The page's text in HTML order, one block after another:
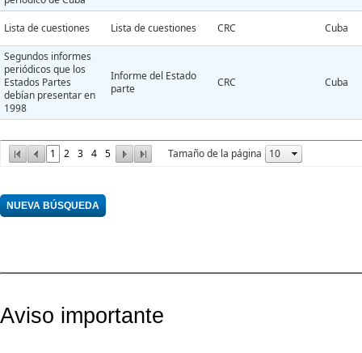
1 2 3 4 5 Tamaño de la página
Lista de cuestiones Lista de cuestiones CRC Cuba
Segundos informes
periódicos que los
Estados Partes
debían presentar en
1998
Informe del Estado
parte
CRC Cuba
Aviso importante